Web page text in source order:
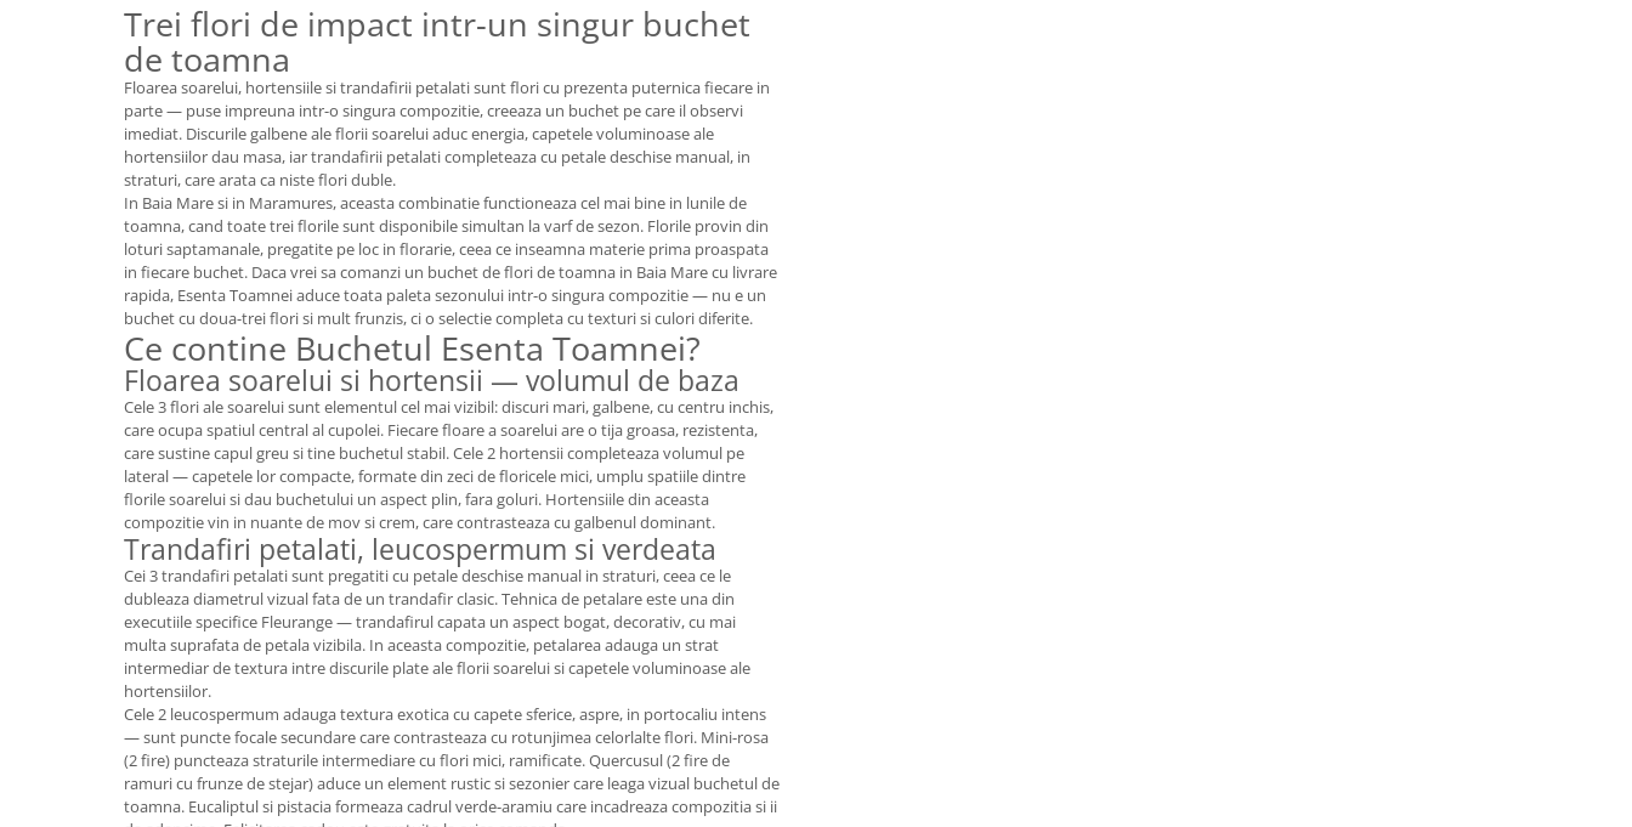
Trei flori de impact intr-un singur buchet
de toamna
Floarea soarelui, hortensiile si trandafirii petalati sunt flori cu prezenta puternica fiecare in
parte — puse impreuna intr-o singura compozitie, creeaza un buchet pe care il observi
imediat. Discurile galbene ale florii soarelui aduc energia, capetele voluminoase ale
hortensiilor dau masa, iar trandafirii petalati completeaza cu petale deschise manual, in
straturi, care arata ca niste flori duble.
In Baia Mare si in Maramures, aceasta combinatie functioneaza cel mai bine in lunile de
toamna, cand toate trei florile sunt disponibile simultan la varf de sezon. Florile provin din
loturi saptamanale, pregatite pe loc in florarie, ceea ce inseamna materie prima proaspata
in fiecare buchet. Daca vrei sa comanzi un buchet de flori de toamna in Baia Mare cu livrare
rapida, Esenta Toamnei aduce toata paleta sezonului intr-o singura compozitie — nu e un
buchet cu doua-trei flori si mult frunzis, ci o selectie completa cu texturi si culori diferite.
Ce contine Buchetul Esenta Toamnei?
Floarea soarelui si hortensii — volumul de baza
Cele 3 flori ale soarelui sunt elementul cel mai vizibil: discuri mari, galbene, cu centru inchis,
care ocupa spatiul central al cupolei. Fiecare floare a soarelui are o tija groasa, rezistenta,
care sustine capul greu si tine buchetul stabil. Cele 2 hortensii completeaza volumul pe
lateral — capetele lor compacte, formate din zeci de floricele mici, umplu spatiile dintre
florile soarelui si dau buchetului un aspect plin, fara goluri. Hortensiile din aceasta
compozitie vin in nuante de mov si crem, care contrasteaza cu galbenul dominant.
Trandafiri petalati, leucospermum si verdeata
Cei 3 trandafiri petalati sunt pregatiti cu petale deschise manual in straturi, ceea ce le
dubleaza diametrul vizual fata de un trandafir clasic. Tehnica de petalare este una din
executiile specifice Fleurange — trandafirul capata un aspect bogat, decorativ, cu mai
multa suprafata de petala vizibila. In aceasta compozitie, petalarea adauga un strat
intermediar de textura intre discurile plate ale florii soarelui si capetele voluminoase ale
hortensiilor.
Cele 2 leucospermum adauga textura exotica cu capete sferice, aspre, in portocaliu intens
— sunt puncte focale secundare care contrasteaza cu rotunjimea celorlalte flori. Mini-rosa
(2 fire) puncteaza straturile intermediare cu flori mici, ramificate. Quercusul (2 fire de
ramuri cu frunze de stejar) aduce un element rustic si sezonier care leaga vizual buchetul de
toamna. Eucaliptul si pistacia formeaza cadrul verde-aramiu care incadreaza compozitia si ii